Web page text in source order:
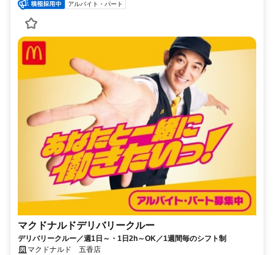
アルバイト・パート
マクドナルドデリバリークルー
デリバリークルー／週1日～・1日2h～OK／1週間毎のシフト制
マクドナルド 五香店